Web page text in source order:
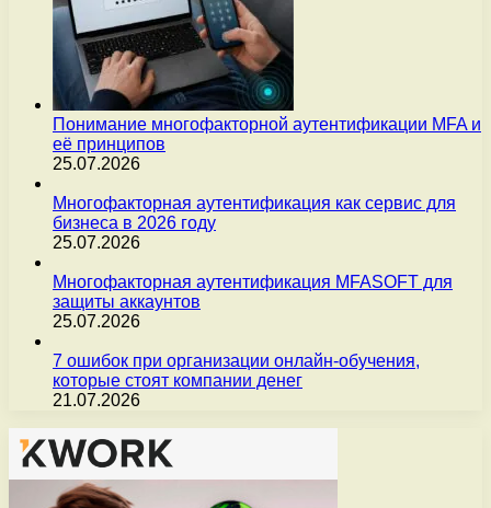
Понимание многофакторной аутентификации MFA и
её принципов
25.07.2026
Многофакторная аутентификация как сервис для
бизнеса в 2026 году
25.07.2026
Многофакторная аутентификация MFASOFT для
защиты аккаунтов
25.07.2026
7 ошибок при организации онлайн-обучения,
которые стоят компании денег
21.07.2026